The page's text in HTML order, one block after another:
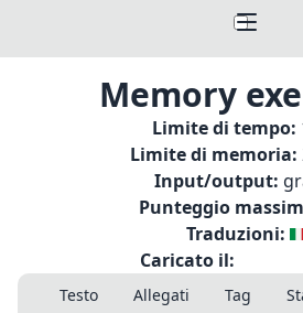
Memory
Limite di tempo:
Limite di memoria:
Input/output:
Punteggio
Traduzioni:
Caricato il:
Testo Allegati Tag